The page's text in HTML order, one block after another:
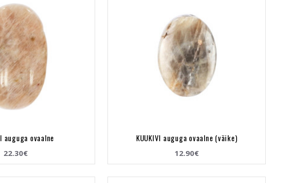
auguga ovaalne
22.30€
KUUKIVI auguga ovaalne (väike)
12.90€